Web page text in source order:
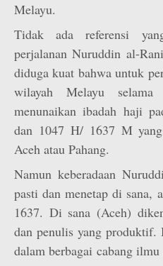
Melayu.
Tidak ada referensi
perjalanan Nuruddin al-
diduga kuat bahwa untuk
wilayah Melayu selama
menunaikan ibadah haji
dan 1047 H/ 1637 M
Aceh atau Pahang.
Namun keberadaan
pasti dan menetap di sana,
1637. Di sana (Aceh)
dan penulis yang produktif.
dalam berbagai cabang